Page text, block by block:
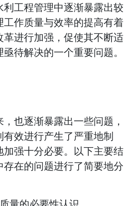
工程管理中逐渐暴露出较
作质量与效率的提高有着
进行加强，促使其不断适
待解决的一个重要问题。
也逐渐暴露出一些问题，
效进行产生了严重地制
强十分必要。以下主要结
在的问题进行了简要地分